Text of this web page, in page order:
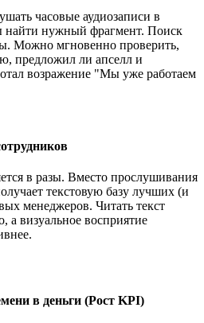
часовые аудиозаписи в
найти нужный фрагмент. Поиск
Можно мгновенно проверить,
предложил ли апселл и
возражение "Мы уже работаем
в разы. Вместо прослушивания
текстовую базу лучших (и
менеджеров. Читать текст
а визуальное восприятие
в деньги (Рост KPI)